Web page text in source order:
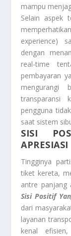
mampu
Selain aspek
experience)
dengan
real-time
pembayaran
mengurangi
transparansi
pengguna
saat sistem
SISI
APRESIASI
Tingginya
tiket kereta,
antre panjang
Sisi Positif
dari
layanan
kenal